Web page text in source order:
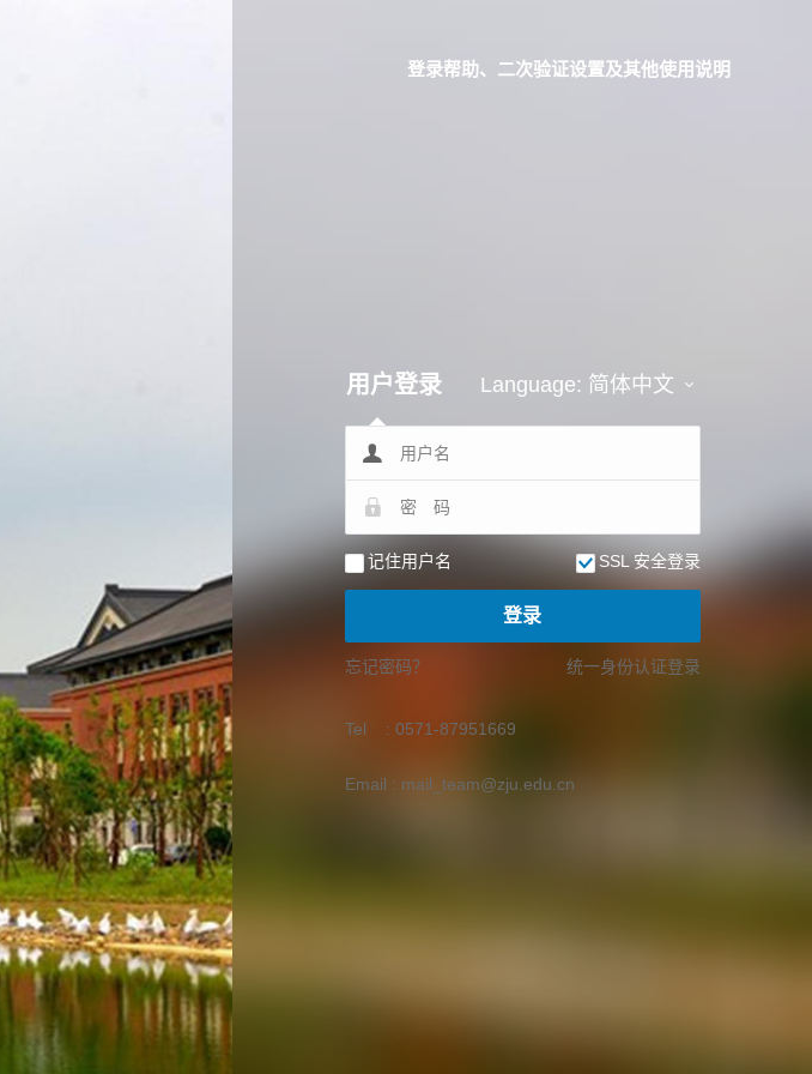
登录帮助、二次验证设置及其他使用说明
用户登录 Language: 简体中文
记住用户名 SSL 安全登录
登录
忘记密码？ 统一身份认证登录
Tel : 0571-87951669
Email : mail_team@zju.edu.cn